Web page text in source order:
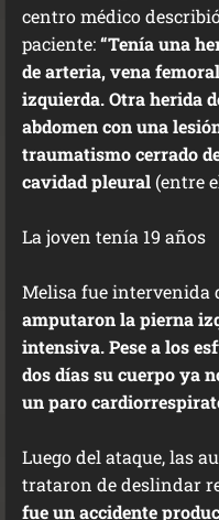
centro médico
paciente:“Tenía una
de arteria, vena
izquierda. Otra herida
abdomen con una
traumatismo cerrado
cavidad pleural (entre
La joven tenía 19 años
Melisa fue intervenida
amputaron la pierna
intensiva. Pese a los
dos días su cuerpo ya
un paro
Luego del ataque, las
trataron de deslindar
fue un accidente